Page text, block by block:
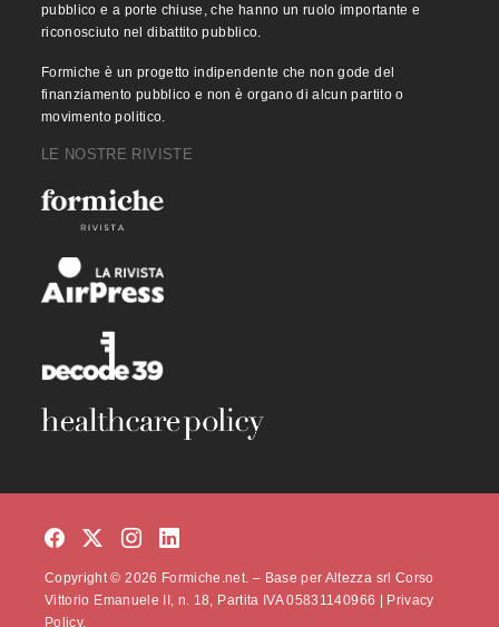
pubblico e a porte chiuse, che hanno un ruolo importante e
riconosciuto nel dibattito pubblico.
Formiche è un progetto indipendente che non gode del
finanziamento pubblico e non è organo di alcun partito o
movimento politico.
LE NOSTRE RIVISTE
Copyright © 2026 Formiche.net. – Base per Altezza srl Corso
Vittorio Emanuele II, n. 18, Partita IVA 05831140966 | Privacy
Policy.